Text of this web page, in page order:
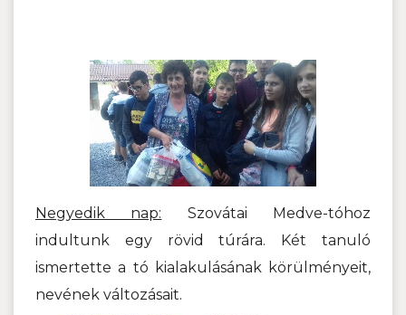
Negyedik nap: Szovátai Medve-tóhoz
indultunk egy rövid túrára. Két tanuló
ismertette a tó kialakulásának körülményeit,
nevének változásait.